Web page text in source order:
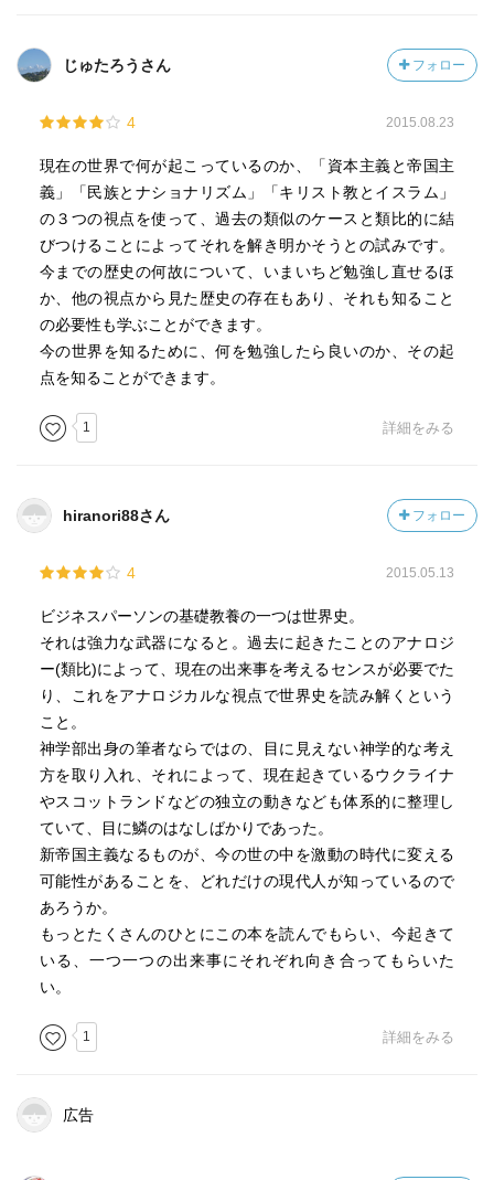
じゅたろうさん フォロー
4 2015.08.23
現在の世界で何が起こっているのか、「資本主義と帝国主
義」「民族とナショナリズム」「キリスト教とイスラム」
の３つの視点を使って、過去の類似のケースと類比的に結
びつけることによってそれを解き明かそうとの試みです。
今までの歴史の何故について、いまいちど勉強し直せるほ
か、他の視点から見た歴史の存在もあり、それも知ること
の必要性も学ぶことができます。
今の世界を知るために、何を勉強したら良いのか、その起
点を知ることができます。
1 詳細をみる
hiranori88さん フォロー
4 2015.05.13
ビジネスパーソンの基礎教養の一つは世界史。
それは強力な武器になると。過去に起きたことのアナロジ
ー(類比)によって、現在の出来事を考えるセンスが必要でた
り、これをアナロジカルな視点で世界史を読み解くという
こと。
神学部出身の筆者ならではの、目に見えない神学的な考え
方を取り入れ、それによって、現在起きているウクライナ
やスコットランドなどの独立の動きなども体系的に整理し
ていて、目に鱗のはなしばかりであった。
新帝国主義なるものが、今の世の中を激動の時代に変える
可能性があることを、どれだけの現代人が知っているので
あろうか。
もっとたくさんのひとにこの本を読んでもらい、今起きて
いる、一つ一つの出来事にそれぞれ向き合ってもらいた
い。
1 詳細をみる
広告